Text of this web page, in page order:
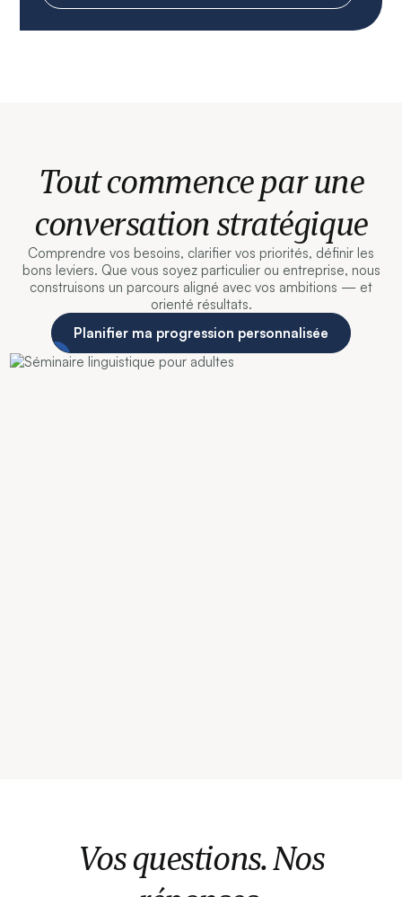
Tout commence par une
conversation stratégique
Comprendre vos besoins, clarifier vos priorités, définir les
bons leviers. Que vous soyez particulier ou entreprise, nous
construisons un parcours aligné avec vos ambitions — et
orienté résultats.
Planifier ma progression personnalisée
Vos questions. Nos